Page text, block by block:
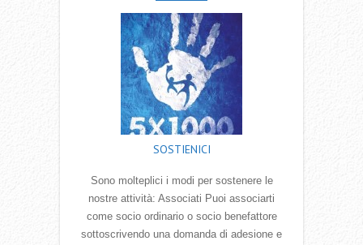
SOSTIENICI
Sono molteplici i modi per sostenere le
nostre attività: Associati Puoi associarti
come socio ordinario o socio benefattore
sottoscrivendo una domanda di adesione e